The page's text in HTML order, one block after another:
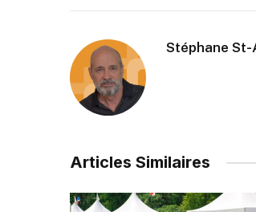
Stéphane
Articles Similaires